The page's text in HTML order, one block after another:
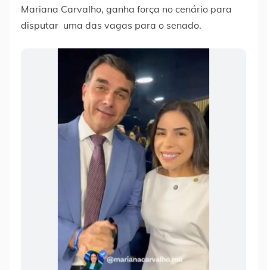
Mariana Carvalho, ganha força no cenário para
disputar uma das vagas para o senado.